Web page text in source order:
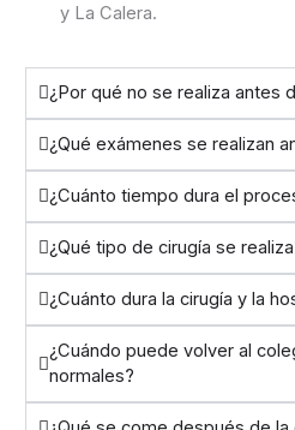
y La Calera.
¿Por qué no se realiza antes
¿Qué exámenes se realizan
¿Cuánto tiempo dura el
¿Qué tipo de cirugía se
¿Cuánto dura la cirugía y la
¿Cuándo puede volver al
normales?